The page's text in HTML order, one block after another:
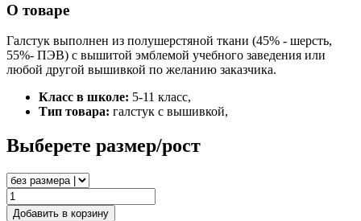
О товаре
Галстук выполнен из полушерстяной ткани (45% - шерсть,
55%- ПЭВ) с вышитой эмблемой учебного заведения или
любой другой вышивкой по желанию заказчика.
Класс в школе: 5-11 класс,
Тип товара: галстук с вышивкой,
Выберете размер/рост
Добавить в корзину